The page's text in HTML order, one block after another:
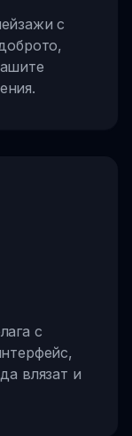
с
с
влязат и